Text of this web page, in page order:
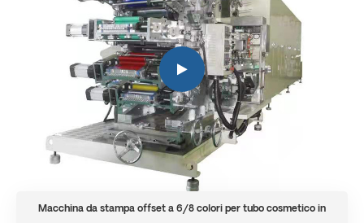
Macchina da stampa offset a 6/8 colori per tubo cosmetico in